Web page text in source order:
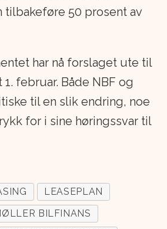
tilbakeføre 50 prosent av
har nå forslaget ute til
februar. Både NBF og
til en slik endring, noe
for i sine høringssvar til
LEASEPLAN
BILFINANS